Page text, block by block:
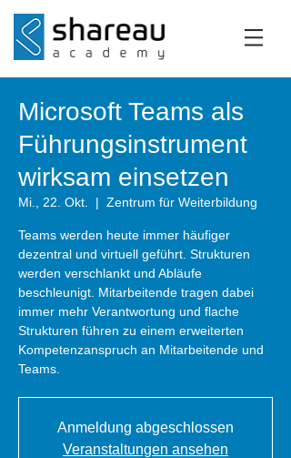
Microsoft Teams als
Führungsinstrument
wirksam einsetzen
Mi., 22. Okt.
  |
Zentrum für Weiterbildung
Teams werden heute immer häufiger
dezentral und virtuell geführt. Strukturen
werden verschlankt und Abläufe
beschleunigt. Mitarbeitende tragen dabei
immer mehr Verantwortung und flache
Strukturen führen zu einem erweiterten
Kompetenzanspruch an Mitarbeitende und
Teams.
Anmeldung abgeschlossen
Veranstaltungen ansehen